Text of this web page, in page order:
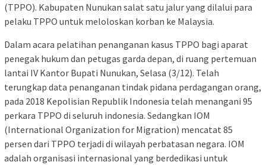
(TPPO). Kabupaten Nunukan salat satu jalur yang dilalui para
pelaku TPPO untuk meloloskan korban ke Malaysia.
Dalam acara pelatihan penanganan kasus TPPO bagi aparat
penegak hukum dan petugas garda depan, di ruang pertemuan
lantai IV Kantor Bupati Nunukan, Selasa (3/12). Telah
terungkap data penanganan tindak pidana perdagangan orang,
pada 2018 Kepolisian Republik Indonesia telah menangani 95
perkara TPPO di seluruh indonesia. Sedangkan IOM
(International Organization for Migration) mencatat 85
persen dari TPPO terjadi di wilayah perbatasan negara. IOM
adalah organisasi internasional yang berdedikasi untuk